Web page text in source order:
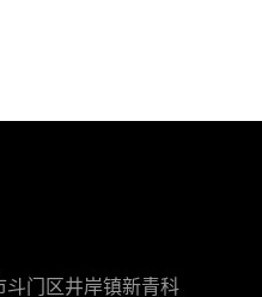
斗门区井岸镇新青科